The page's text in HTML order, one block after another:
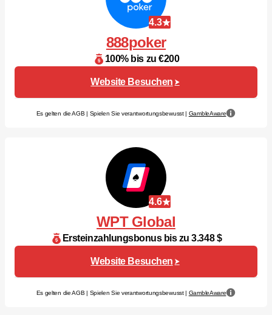
4.3
888poker
100% bis zu €200
Website Besuchen
Es gelten die AGB | Spielen Sie verantwortungsbewusst | GambleAware
4.6
WPT Global
Ersteinzahlungsbonus bis zu 3.348 $
Website Besuchen
Es gelten die AGB | Spielen Sie verantwortungsbewusst | GambleAware